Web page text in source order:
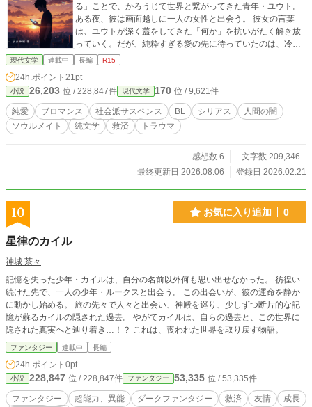
る」ことで、かろうじて世界と繋がってきた青年・ユウト。
ある夜、彼は画面越しに一人の女性と出会う。 彼女の言葉
は、ユウトが深く蓋をしてきた「何か」を抗いがたく解き放
っていく。だが、純粋すぎる愛の先に待っていたのは、冷酷
な断崖だった――。 （※舞台となる東京の谷中、日暮里、谷
二部（第5章～）】 視点は突然、「もう一人の人物」へと移
行する。 ユウトとは別の場所で、別の孤独を抱えながら生き
てきた者。交わるはずのなかった二つの魂が、運命に引き寄
せられるように接近していく。 愛の「美しさ」だけでなく、
そこに潜む生々しい「汚泥」と、それでも人を愛し続ける意
の実証作 本作は、著者が構築した独自の物語記述メソッド
「C.C.W.」を用いて執筆されています。文章の構造や視点移
I生成や外部プログラミング等の演算ツールを一切使用せず、
筆者自身の脳内回路のみで構築・稼働する「生身の執筆シス
おり、創作上の判断および本文執筆はすべて著者本人が行っ
ています。 ※本作はアルファポリス、TALES、カクヨムに重
複掲載しております。 著作権はすべて著者に帰属します。 内
容の無断転載、複製、および生成AIへの学習利用を固く禁じ
ます。 ©2026 Shinsuke Mizui All rights reserved.
現代文学 連載中 長編 R15
24h.ポイント 21pt
小説 26,203 位 / 228,847件 現代文学 170 位 / 9,621件
純愛 ブロマンス 社会派サスペンス BL シリアス
人間の闇
ソウルメイト
純文学 救済 トラウマ
感想数 6
文字数 209,346
最終更新日 2026.08.06
登録日 2026.02.21
10 お気に入り追加 0
星律のカイル
神城 茶々
記憶を失った少年・カイルは、自分の名前以外何も思い出せなかった。 彷徨い
続けた先で、一人の少年・ルークスと出会う。 この出会いが、彼の運命を静か
に動かし始める。 旅の先々で人々と出会い、神殿を巡り、少しずつ断片的な記
憶が蘇るカイルの隠された過去。 やがてカイルは、自らの過去と、この世界に
隠された真実へと辿り着き…！？ これは、喪われた世界を取り戻す物語。
ファンタジー 連載中 長編
24h.ポイント 0pt
小説 228,847 位 / 228,847件 ファンタジー 53,335 位 / 53,335件
ファンタジー 超能力、異能 ダークファンタジー 救済 友情
成長